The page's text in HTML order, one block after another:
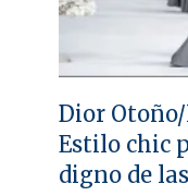
Dior Otoño/
Estilo chic
digno de